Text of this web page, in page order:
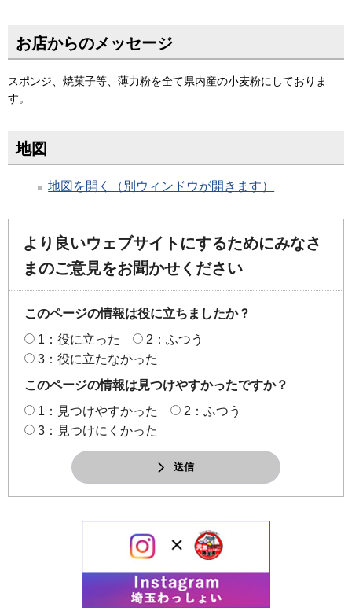
お店からのメッセージ
スポンジ、焼菓子等、薄力粉を全て県内産の小麦粉にしておりま
す。
地図
地図を開く（別ウィンドウが開きます）
より良いウェブサイトにするためにみなさ
まのご意見をお聞かせください
このページの情報は役に立ちましたか？
1：役に立った
2：ふつう
3：役に立たなかった
このページの情報は見つけやすかったですか？
1：見つけやすかった
2：ふつう
3：見つけにくかった
送信